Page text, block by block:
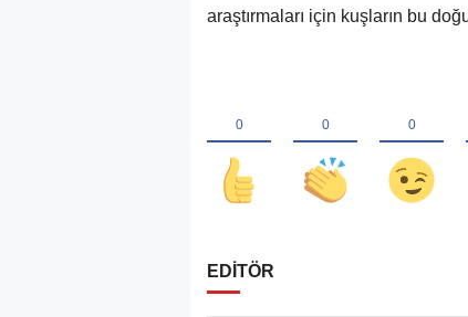
araştırmaları için kuşların bu
EDİTÖR